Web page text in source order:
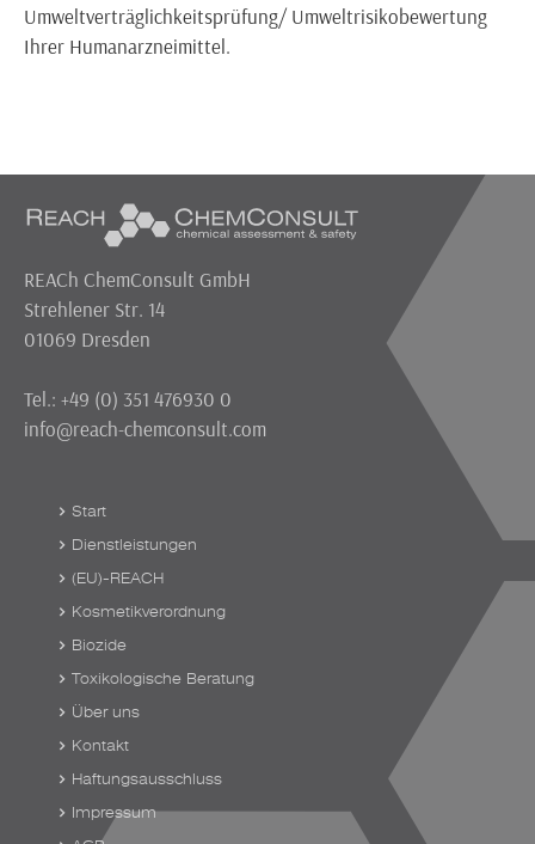
Umweltverträglichkeitsprüfung/ Umweltrisikobewertung
Ihrer Humanarzneimittel.
REACh ChemConsult GmbH
Strehlener Str. 14
01069 Dresden
Tel.: +49 (0) 351 476930 0
info@reach-chemconsult.com
Start
Dienstleistungen
(EU)-REACH
Kosmetikverordnung
Biozide
Toxikologische Beratung
Über uns
Kontakt
Haftungsausschluss
Impressum